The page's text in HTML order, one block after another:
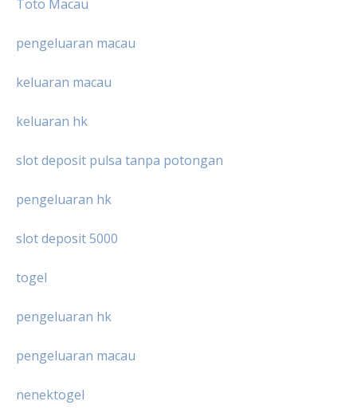
Toto Macau
pengeluaran macau
keluaran macau
keluaran hk
slot deposit pulsa tanpa potongan
pengeluaran hk
slot deposit 5000
togel
pengeluaran hk
pengeluaran macau
nenektogel